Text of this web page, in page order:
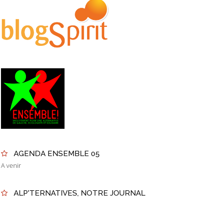
AGENDA ENSEMBLE 05
A venir
ALP'TERNATIVES, NOTRE JOURNAL